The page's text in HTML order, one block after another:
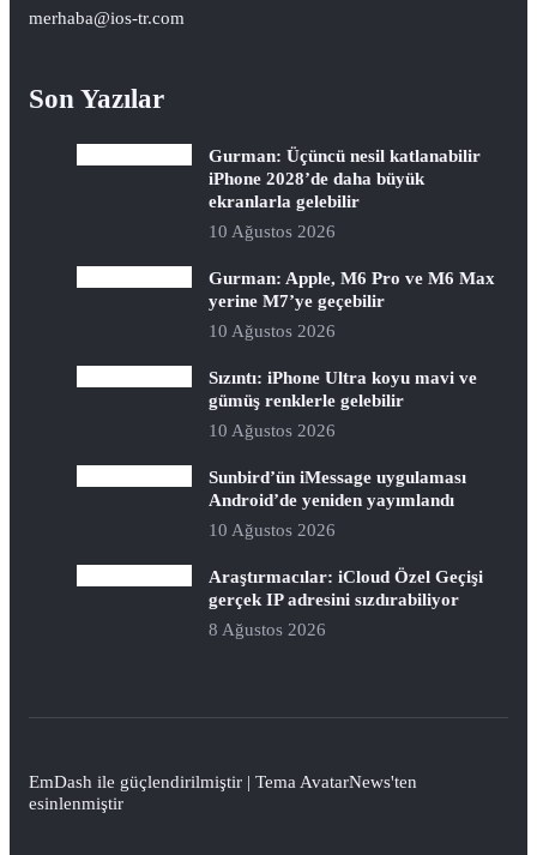
merhaba@ios-tr.com
Son Yazılar
Gurman: Üçüncü nesil katlanabilir
iPhone 2028’de daha büyük
ekranlarla gelebilir
10 Ağustos 2026
Gurman: Apple, M6 Pro ve M6 Max
yerine M7’ye geçebilir
10 Ağustos 2026
Sızıntı: iPhone Ultra koyu mavi ve
gümüş renklerle gelebilir
10 Ağustos 2026
Sunbird’ün iMessage uygulaması
Android’de yeniden yayımlandı
10 Ağustos 2026
Araştırmacılar: iCloud Özel Geçişi
gerçek IP adresini sızdırabiliyor
8 Ağustos 2026
EmDash ile güçlendirilmiştir | Tema AvatarNews'ten
esinlenmiştir